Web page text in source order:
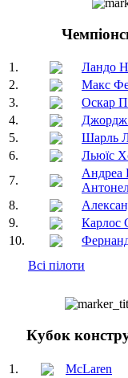
1. Ландо
2.
Макс
3.
Оскар
4.
Джордж
5.
Шарль
6.
Льюїс
7.
Андреа
8.
9.
Карлос
10.
Всі пілоти
Кубок
1. McLaren